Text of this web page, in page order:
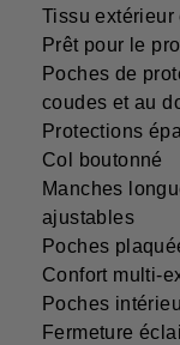
Tissu extérieur
Prêt pour le
Poches de
coudes et au
Protections
Col boutonné
Manches
ajustables
Poches
Confort multi-
Poches
Fermeture